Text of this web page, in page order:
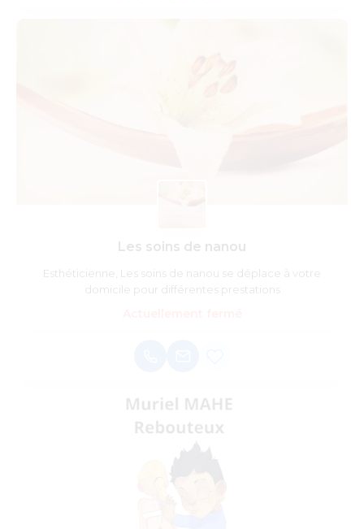
Les soins de nanou
Esthéticienne, Les soins de nanou se déplace à votre
domicile pour différentes prestations